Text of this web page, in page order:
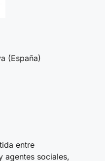
(España)
entre
agentes sociales,